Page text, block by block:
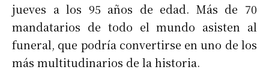
jueves a los 95 años de edad. Más de 70
mandatarios de todo el mundo asisten al
funeral, que podría convertirse en uno de los
más multitudinarios de la historia.